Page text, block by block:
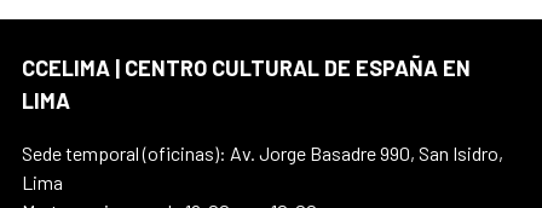
CCELIMA | CENTRO CULTURAL DE ESPAÑA EN
LIMA
Sede temporal (oficinas): Av. Jorge Basadre 990, San Isidro,
Lima